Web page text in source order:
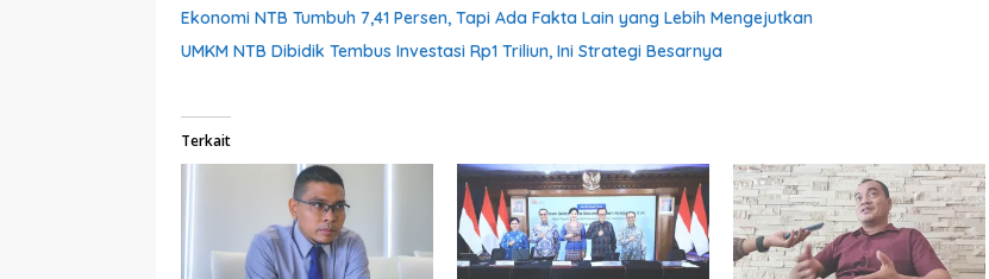
Ekonomi NTB Tumbuh 7,41 Persen, Tapi Ada Fakta Lain yang Lebih Mengejutkan
UMKM NTB Dibidik Tembus Investasi Rp1 Triliun, Ini Strategi Besarnya
Terkait